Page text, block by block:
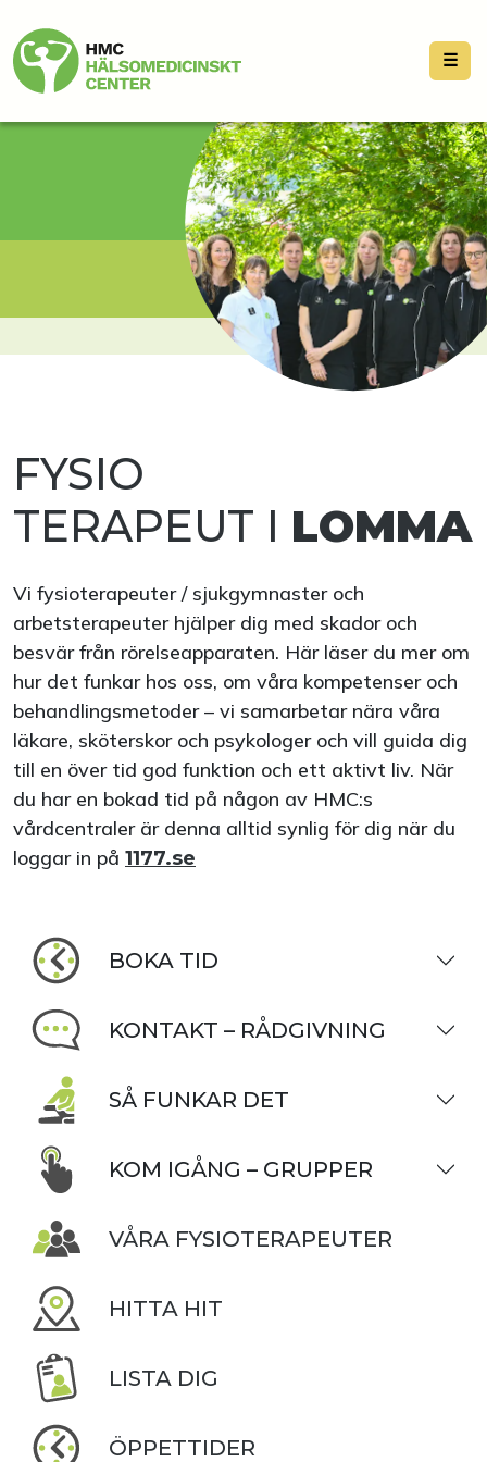
☰
FYSIO
TERAPEUT I LOMMA
Vi fysioterapeuter / sjukgymnaster och
arbetsterapeuter hjälper dig med skador och
besvär från rörelseapparaten. Här läser du mer om
hur det funkar hos oss, om våra kompetenser och
behandlingsmetoder – vi samarbetar nära våra
läkare, sköterskor och psykologer och vill guida dig
till en över tid god funktion och ett aktivt liv. När
du har en bokad tid på någon av HMC:s
vårdcentraler är denna alltid synlig för dig när du
loggar in på 1177.se
BOKA TID
KONTAKT – RÅDGIVNING
SÅ FUNKAR DET
KOM IGÅNG – GRUPPER
VÅRA FYSIOTERAPEUTER
HITTA HIT
LISTA DIG
ÖPPETTIDER